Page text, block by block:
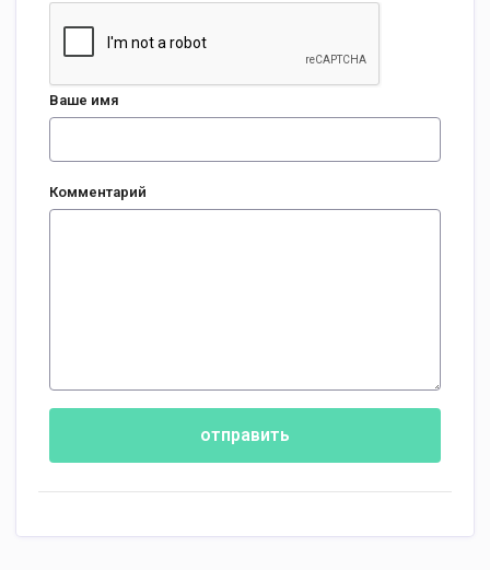
Ваше имя
Комментарий
отправить